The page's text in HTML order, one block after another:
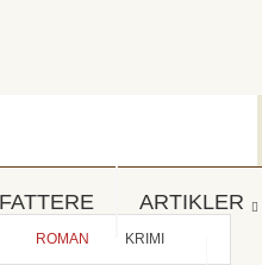
ARTIKLER
ROMAN KRIMI